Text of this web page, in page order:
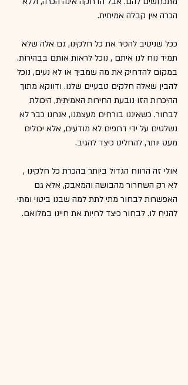
הכרה אין קבלה אמיתית.
ככל שניטיב להכיר את כל חלקינו, גם אלה שלא
תמיד נוח לנו איתם , נוכל לראות אותם בבהירות.
במקום להדחיק את מה שמביך או לא נעים, נוכל
להבין שאלה חלקים טבעיים שלנו. ודווקא מתוך
ההיכרות הזו נובעת החירות האמיתית, היכולת
לבחור. כשאיננו בורחים מעצמנו, אנחנו כבר לא
נשלטים על ידי דחפים לא מודעים, אלא יכולים
מעט יותר, להחליט כיצד להגיב.
אולי זה הרווח הגדול ביותר בהכרת כל חלקינו ,
לא רק השחרור מהבושה והמאבק, אלא גם
האפשרות לבחור מתי לתת למה שבנו ביטוי ומתי
להניח לו. לבחור כיצד לחיות את חיינו במלואם.